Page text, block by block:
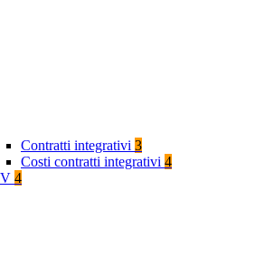
Contratti integrativi 3
Costi contratti integrativi 4
4